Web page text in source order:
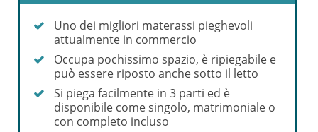
Uno dei migliori materassi pieghevoli
attualmente in commercio
Occupa pochissimo spazio, è ripiegabile e
può essere riposto anche sotto il letto
Si piega facilmente in 3 parti ed è
disponibile come singolo, matrimoniale o
con completo incluso